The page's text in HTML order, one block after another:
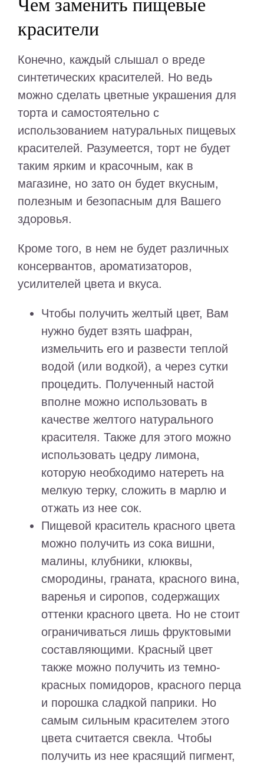
Чем заменить пищевые
красители
Конечно, каждый слышал о вреде
синтетических красителей. Но ведь
можно сделать цветные украшения для
торта и самостоятельно с
использованием натуральных пищевых
красителей. Разумеется, торт не будет
таким ярким и красочным, как в
магазине, но зато он будет вкусным,
полезным и безопасным для Вашего
здоровья.
Кроме того, в нем не будет различных
консервантов, ароматизаторов,
усилителей цвета и вкуса.
Чтобы получить желтый цвет, Вам
нужно будет взять шафран,
измельчить его и развести теплой
водой (или водкой), а через сутки
процедить. Полученный настой
вполне можно использовать в
качестве желтого натурального
красителя. Также для этого можно
использовать цедру лимона,
которую необходимо натереть на
мелкую терку, сложить в марлю и
отжать из нее сок.
Пищевой краситель красного цвета
можно получить из сока вишни,
малины, клубники, клюквы,
смородины, граната, красного вина,
варенья и сиропов, содержащих
оттенки красного цвета. Но не стоит
ограничиваться лишь фруктовыми
составляющими. Красный цвет
также можно получить из темно-
красных помидоров, красного перца
и порошка сладкой паприки. Но
самым сильным красителем этого
цвета считается свекла. Чтобы
получить из нее красящий пигмент,